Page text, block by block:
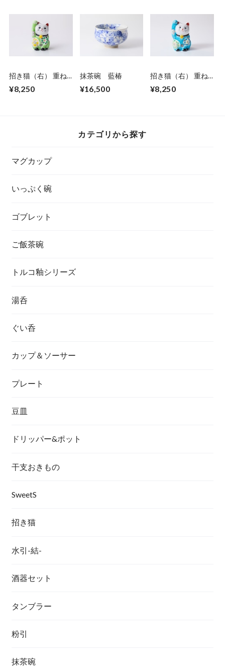
招き猫（右） 重ね
¥8,250
抹茶碗 藍椿
¥16,500
招き猫（右） 重ね
¥8,250
カテゴリから探す
マグカップ
いっぷく碗
ゴブレット
ご飯茶碗
トルコ釉シリーズ
湯呑
ぐい呑
カップ＆ソーサー
プレート
豆皿
ドリッパー&ポット
干支おきもの
SweetS
招き猫
水引-結-
酒器セット
タンブラー
粉引
抹茶碗